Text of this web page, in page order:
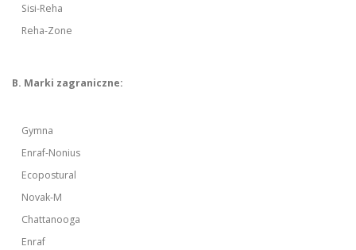
Sisi-Reha
Reha-Zone
B. Marki zagraniczne:
Gymna
Enraf-Nonius
Ecopostural
Novak-M
Chattanooga
Enraf